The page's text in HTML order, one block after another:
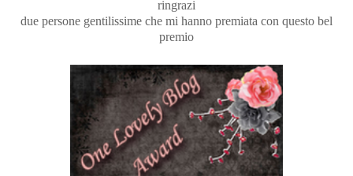
ringrazi
due persone gentilissime che mi hanno premiata con questo bel
premio